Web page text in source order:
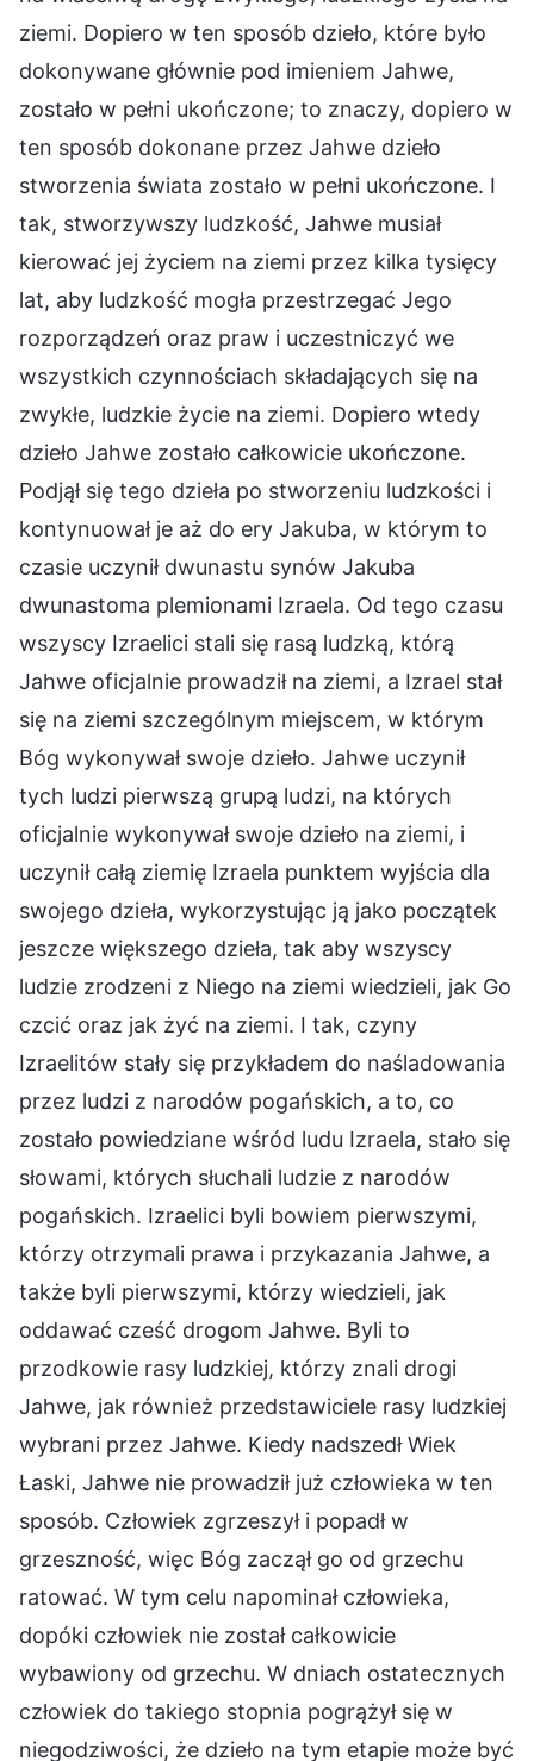
ziemi. Dopiero w ten sposób dzieło, które było
dokonywane głównie pod imieniem Jahwe,
zostało w pełni ukończone; to znaczy, dopiero w
ten sposób dokonane przez Jahwe dzieło
stworzenia świata zostało w pełni ukończone. I
tak, stworzywszy ludzkość, Jahwe musiał
kierować jej życiem na ziemi przez kilka tysięcy
lat, aby ludzkość mogła przestrzegać Jego
rozporządzeń oraz praw i uczestniczyć we
wszystkich czynnościach składających się na
zwykłe, ludzkie życie na ziemi. Dopiero wtedy
dzieło Jahwe zostało całkowicie ukończone.
Podjął się tego dzieła po stworzeniu ludzkości i
kontynuował je aż do ery Jakuba, w którym to
czasie uczynił dwunastu synów Jakuba
dwunastoma plemionami Izraela. Od tego czasu
wszyscy Izraelici stali się rasą ludzką, którą
Jahwe oficjalnie prowadził na ziemi, a Izrael stał
się na ziemi szczególnym miejscem, w którym
Bóg wykonywał swoje dzieło. Jahwe uczynił
tych ludzi pierwszą grupą ludzi, na których
oficjalnie wykonywał swoje dzieło na ziemi, i
uczynił całą ziemię Izraela punktem wyjścia dla
swojego dzieła, wykorzystując ją jako początek
jeszcze większego dzieła, tak aby wszyscy
ludzie zrodzeni z Niego na ziemi wiedzieli, jak Go
czcić oraz jak żyć na ziemi. I tak, czyny
Izraelitów stały się przykładem do naśladowania
przez ludzi z narodów pogańskich, a to, co
zostało powiedziane wśród ludu Izraela, stało się
słowami, których słuchali ludzie z narodów
pogańskich. Izraelici byli bowiem pierwszymi,
którzy otrzymali prawa i przykazania Jahwe, a
także byli pierwszymi, którzy wiedzieli, jak
oddawać cześć drogom Jahwe. Byli to
przodkowie rasy ludzkiej, którzy znali drogi
Jahwe, jak również przedstawiciele rasy ludzkiej
wybrani przez Jahwe. Kiedy nadszedł Wiek
Łaski, Jahwe nie prowadził już człowieka w ten
sposób. Człowiek zgrzeszył i popadł w
grzeszność, więc Bóg zaczął go od grzechu
ratować. W tym celu napominał człowieka,
dopóki człowiek nie został całkowicie
wybawiony od grzechu. W dniach ostatecznych
człowiek do takiego stopnia pogrążył się w
niegodziwości, że dzieło na tym etapie może być